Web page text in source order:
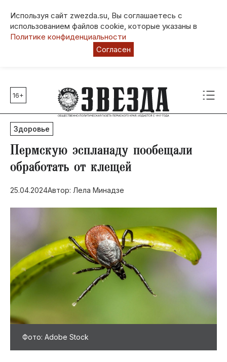
Используя сайт zwezda.su, Вы соглашаетесь с
использованием файлов cookie, которые указаны в
Политике конфиденциальности
Согласен
Главные темы
80 лет Победы
Молодежная столица РФ
СВО
Выборы в Пермском крае
Социальная поддержка
Инфраструктура
Благоустройство
16+
Здоровье
Пермскую эспланаду пообещали
обработать от клещей
25.04.2024Автор: Лела Минадзе
Фото: Adobe Stock